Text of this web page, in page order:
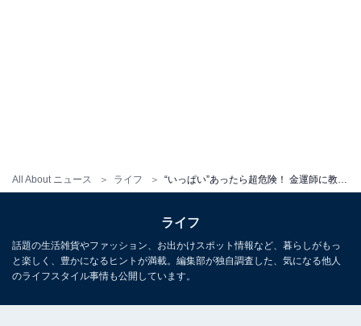
All About ニュース ライフ
ライフ
話題の生活雑貨やファッション、お出かけスポット情報など、暮らしがもっ
と楽しく、豊かになるヒントが満載。編集部が独自調査した、気になる他人
のライフスタイル事情も公開しています。